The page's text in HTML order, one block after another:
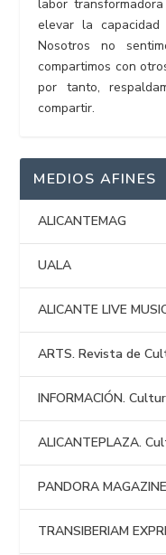
labor
elevar la
Nosotros no
compartimos con
por tanto,
compartir.
MEDIOS AFINES
ALICANTEMAG
UALA
ALICANTE LIVE
ARTS. Revista de
INFORMACIÓN.
ALICANTEPLAZA.
PANDORA MAGAZINE
TRANSIBERIAM